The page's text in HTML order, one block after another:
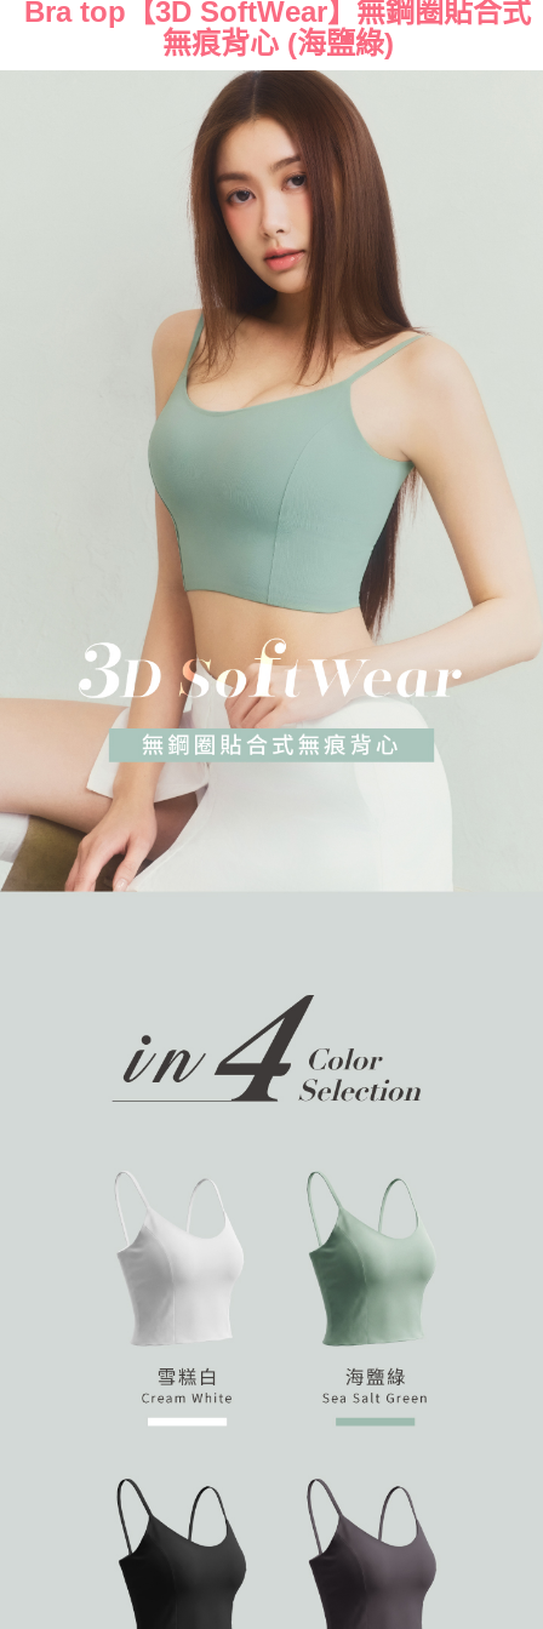
海外宅配（請勿填寫『智能櫃』或自提點地址！）以致無
法配送須補足額外產生費用，才能派發。
查看運費
Bra top ​【3D SoftWear】無鋼圈貼合式
無痕背心 ​(海鹽綠)